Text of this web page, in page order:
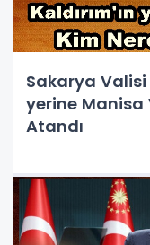
Sakarya Valisi
yerine Manisa
Atandı